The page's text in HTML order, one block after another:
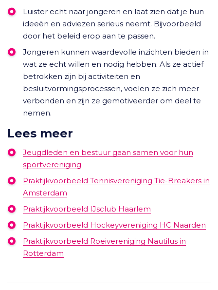
Luister echt naar jongeren en laat zien dat je hun
ideeën en adviezen serieus neemt. Bijvoorbeeld
door het beleid erop aan te passen.
Jongeren kunnen waardevolle inzichten bieden in
wat ze echt willen en nodig hebben. Als ze actief
betrokken zijn bij activiteiten en
besluitvormingsprocessen, voelen ze zich meer
verbonden en zijn ze gemotiveerder om deel te
nemen.
Lees meer
Jeugdleden en bestuur gaan samen voor hun
sportvereniging
Praktijkvoorbeeld Tennisvereniging Tie-Breakers in
Amsterdam
Praktijkvoorbeeld IJsclub Haarlem
Praktijkvoorbeeld Hockeyvereniging HC Naarden
Praktijkvoorbeeld Roeivereniging Nautilus in
Rotterdam